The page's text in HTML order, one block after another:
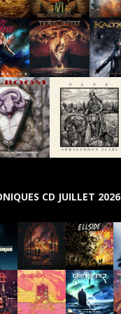
CD JUILLET 2026